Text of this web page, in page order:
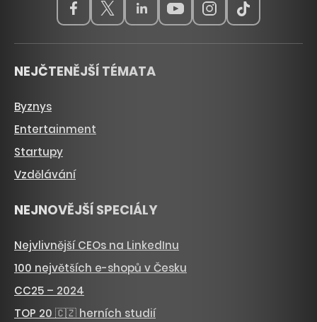
NEJČTENĚJŠÍ TÉMATA
Byznys
Entertainment
Startupy
Vzdělávání
NEJNOVĚJŠÍ SPECIÁLY
Nejvlivnější CEOs na LinkedInu
100 největších e-shopů v Česku
CC25 – 2024
TOP 20 🇨🇿 herních studií